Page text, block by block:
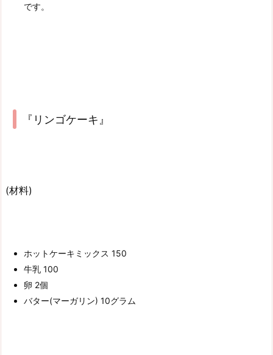
です。
『リンゴケーキ』
(材料)
ホットケーキミックス 150
牛乳 100
卵 2個
バター(マーガリン) 10グラム